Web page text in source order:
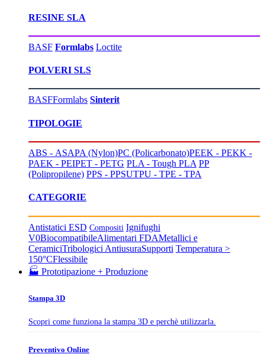
RESINE SLA
BASF Formlabs Loctite
POLVERI SLS
BASFFormlabs Sinterit
TIPOLOGIE
ABS - ASAPA (Nylon)PC (Policarbonato)PEEK - PEKK -
PAEK - PEIPET - PETG PLA - Tough PLA PP
(Polipropilene) PPS - PPSUTPU - TPE - TPA
CATEGORIE
Antistatici ESD Compositi Ignifughi
V0BiocompatibileAlimentari FDAMetallici e
CeramiciTribologici AntiusuraSupporti Temperatura >
150°CFlessibile
🏭 Prototipazione + Produzione
Stampa 3D
Scopri come funziona la stampa 3D e perchè utilizzarla.
Preventivo Online